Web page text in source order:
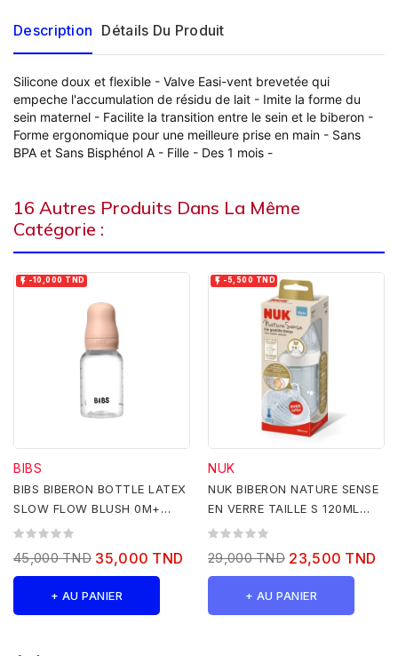
Description Détails Du Produit
Silicone doux et flexible - Valve Easi-vent brevetée qui
empeche l'accumulation de résidu de lait - Imite la forme du
sein maternel - Facilite la transition entre le sein et le biberon -
Forme ergonomique pour une meilleure prise en main - Sans
BPA et Sans Bisphénol A - Fille - Des 1 mois -
16 Autres Produits Dans La Même
Catégorie :
 -10,000 TND
BIBS
BIBS BIBERON BOTTLE LATEX
SLOW FLOW BLUSH 0M+
150ML
45,000 TND 35,000 TND
+ AU PANIER
 -5,500 TND
NUK
NUK BIBERON NATURE SENSE
EN VERRE TAILLE S 120ML
BLEU
29,000 TND 23,500 TND
+ AU PANIER